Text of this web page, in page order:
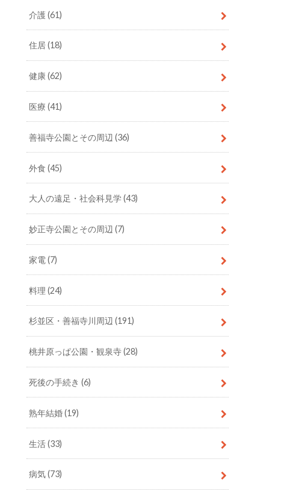
介護(61)
住居(18)
健康(62)
医療(41)
善福寺公園とその周辺(36)
外食(45)
大人の遠足・社会科見学(43)
妙正寺公園とその周辺(7)
家電(7)
料理(24)
杉並区・善福寺川周辺(191)
桃井原っぱ公園・観泉寺(28)
死後の手続き(6)
熟年結婚(19)
生活(33)
病気(73)